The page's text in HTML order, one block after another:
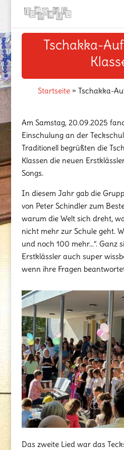
Tschakka-
Startseite» Tschakka-
Am Samstag, 20.09.2025
Einschulung an der
Traditionell begrüßten die
Klassen die neuen
Songs.
In diesem Jahr gab die
von Peter Schindler zum
warum die Welt sich dreht,
nicht mehr zur Schule geht.
und noch 100 mehr…“. Ganz
Erstklässler auch super
wenn ihre Fragen
Das zweite Lied war das